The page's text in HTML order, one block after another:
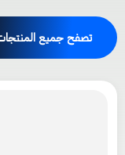
تصفح جميع المنتجات